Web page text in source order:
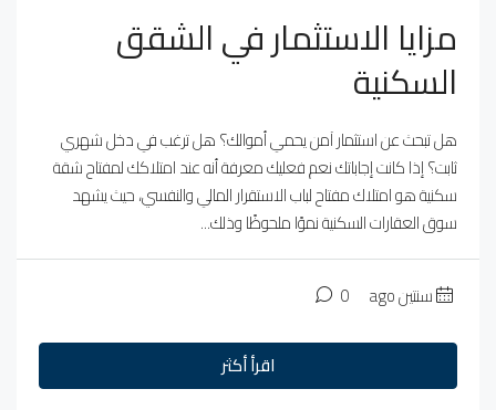
مزايا الاستثمار في الشقق
السكنية
هل تبحث عن استثمار آمن يحمي أموالك؟ هل ترغب في دخل شهري
ثابت؟ إذا كانت إجاباتك نعم فعليك معرفة أنه عند امتلاكك لمفتاح شقة
سكنية هو امتلاك مفتاح لباب الاستقرار المالي والنفسي، حيث يشهد
سوق العقارات السكنية نموًا ملحوظًا وذلك...
سنتين ago 0
اقرأ أكثر